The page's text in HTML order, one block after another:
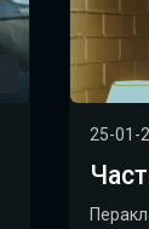
25-01-